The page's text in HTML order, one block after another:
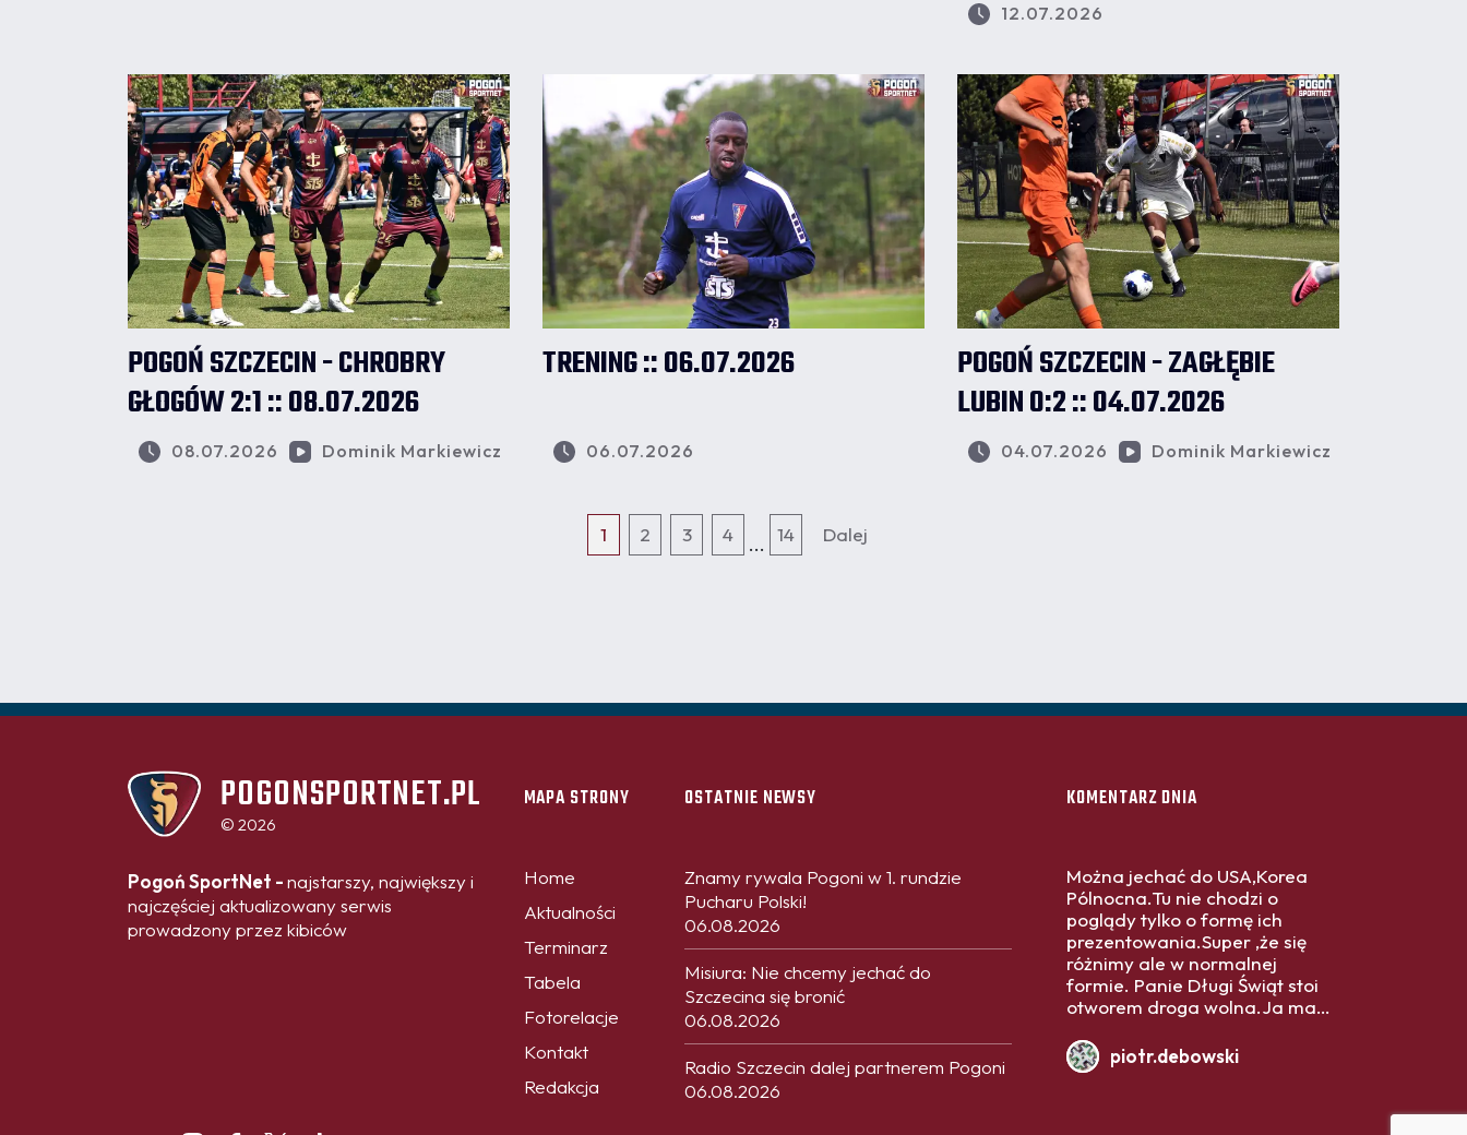
12.07.2026
POGOŃ SZCZECIN - CHROBRY
GŁOGÓW 2:1 :: 08.07.2026
08.07.2026 Dominik Markiewicz
TRENING :: 06.07.2026
06.07.2026
POGOŃ SZCZECIN - ZAGŁĘBIE
LUBIN 0:2 :: 04.07.2026
04.07.2026 Dominik Markiewicz
1 2 3 4 ... 14 Dalej
POGONSPORTNET.PL
© 2026
Pogoń SportNet -najstarszy, największy i
najczęściej aktualizowany serwis
prowadzony przez kibiców
MAPA STRONY
Home
Aktualności
Terminarz
Tabela
Fotorelacje
Kontakt
Redakcja
OSTATNIE NEWSY
Znamy rywala Pogoni w 1. rundzie
Pucharu Polski!
06.08.2026
Misiura: Nie chcemy jechać do
Szczecina się bronić
06.08.2026
Radio Szczecin dalej partnerem Pogoni
06.08.2026
KOMENTARZ DNIA
Można jechać do USA,Korea
Pólnocna.Tu nie chodzi o
poglądy tylko o formę ich
prezentowania.Super ,że się
różnimy ale w normalnej
formie. Panie Długi Świąt stoi
otworem droga wolna.Ja mam
da .Ale gdyby o Pana bliskich
znajomych ktoś tak napisał to
piotr.debowski